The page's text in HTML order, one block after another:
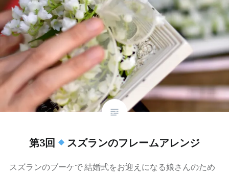
第3回 スズランのフレームアレンジ
スズランのブーケで 結婚式をお迎えになる娘さんのため